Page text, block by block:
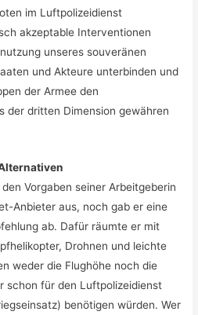
im Luftpolizeidienst
akzeptable Interventionen
unseres souveränen
und Akteure unterbinden und
der Armee den
der dritten Dimension gewähren
Vorgaben seiner Arbeitgeberin
Anbieter aus, noch gab er eine
ab. Dafür räumte er mit
Drohnen und leichte
weder die Flughöhe noch die
schon für den Luftpolizeidienst
benötigen würden. Wer